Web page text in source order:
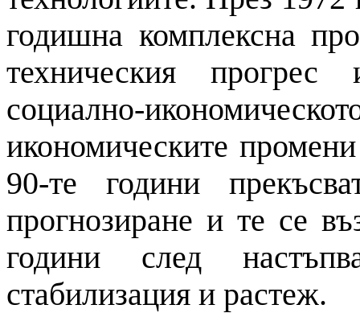
годишна комплексна
техническия прогрес
социално-
икономическите
90-те години
прогнозиране и те се
години след
стабилизация и растеж.